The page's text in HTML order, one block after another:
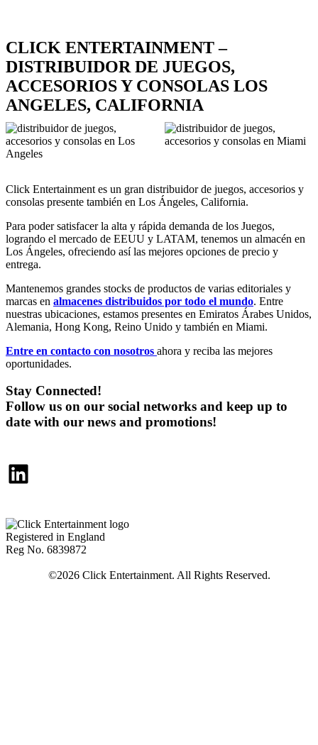
CLICK ENTERTAINMENT –
DISTRIBUIDOR DE JUEGOS,
ACCESORIOS Y CONSOLAS LOS
ANGELES, CALIFORNIA
Click Entertainment es un gran distribuidor de juegos, accesorios y
consolas presente también en Los Ángeles, California.
Para poder satisfacer la alta y rápida demanda de los Juegos,
logrando el mercado de EEUU y LATAM, tenemos un almacén en
Los Ángeles, ofreciendo así las mejores opciones de precio y
entrega.
Mantenemos grandes stocks de productos de varias editoriales y
marcas en almacenes distribuidos por todo el mundo. Entre
nuestras ubicaciones, estamos presentes en Emiratos Árabes Unidos,
Alemania, Hong Kong, Reino Unido y también en Miami.
Entre en contacto con nosotros ahora y reciba las mejores
oportunidades.
Stay Connected!
Follow us on our social networks and keep up to
date with our news and promotions!
LinkedIn
Registered in England
Reg No. 6839872